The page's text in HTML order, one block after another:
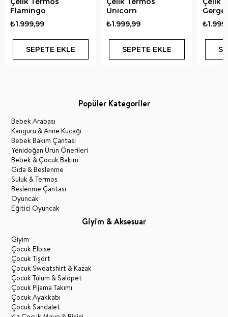
Flamingo
₺1.999,99
SEPETE EKLE
Unicorn
₺1.999,99
SEPETE EKLE
Popüler Kategoriler
Bebek Arabası
Kanguru & Anne Kucağı
Bebek Bakım Çantası
Yenidoğan Ürün Önerileri
Bebek & Çocuk Bakım
Gıda & Beslenme
Suluk & Termos
Beslenme Çantası
Oyuncak
Eğitici Oyuncak
Giyim & Aksesuar
Giyim
Çocuk Elbise
Çocuk Tişört
Çocuk Sweatshirt & Kazak
Çocuk Tulum & Salopet
Çocuk Pijama Takımı
Çocuk Ayakkabı
Çocuk Sandalet